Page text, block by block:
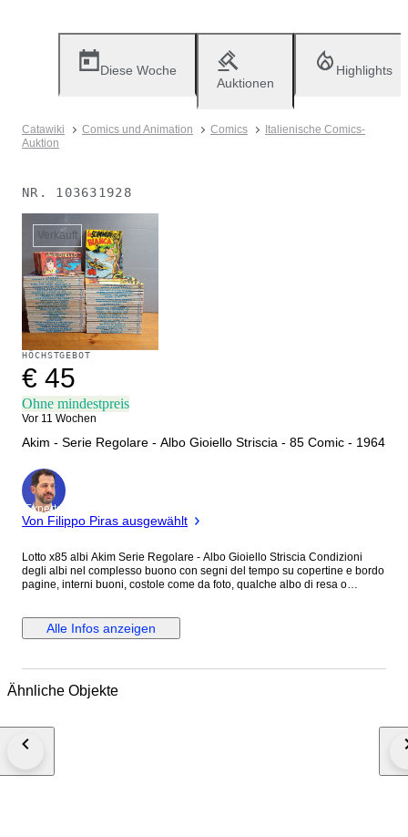
Diese Woche
Auktionen
Highlights
Catawiki Comics und Animation Comics
Italienische Comics-
Auktion
NR. 103631928
Verkauft
HÖCHSTGEBOT
€ 45
Ohne mindestpreis
Vor 11 Wochen
Akim - Serie Regolare - Albo Gioiello Striscia - 85 Comic - 1964
Experte
Von Filippo Piras ausgewählt
Lotto x85 albi Akim Serie Regolare - Albo Gioiello Striscia Condizioni
degli albi nel complesso buono con segni del tempo su copertine e bordo
pagine, interni buoni, costole come da foto, qualche albo di resa o
prevalentemente fascia 500/600 come da foto inserite Akim è un
personaggio immaginario dei fumetti ideato da Roberto Renzi e dal
fumetti pubblicate in Italia e in Francia. È uno dei fumetti più longevi e
Alle Infos anzeigen
Ähnliche Objekte